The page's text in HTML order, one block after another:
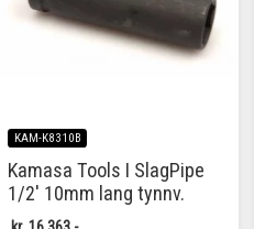
KAM-K8310B
Kamasa Tools I SlagPipe
1/2' 10mm lang tynnv.